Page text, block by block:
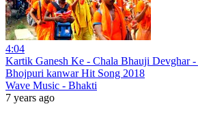
4:04
Kartik Ganesh Ke - Chala Bhauji Devghar -
Bhojpuri kanwar Hit Song 2018
Wave Music - Bhakti
7 years ago